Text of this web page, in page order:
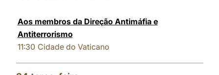
Aos membros da Direção Antimáfia e
Antiterrorismo
11:30 Cidade do Vaticano